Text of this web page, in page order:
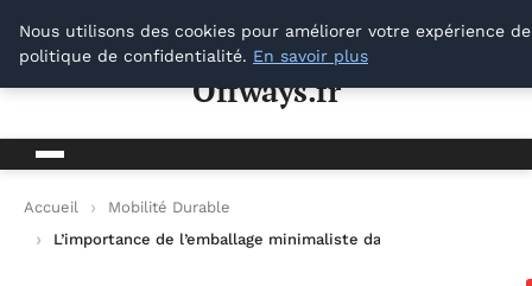
Offways.fr
Offways.fr
Accueil
Mobilité Durable
L’importance de l’emballage minimaliste dans la réduction
Nous utilisons des cookies pour améliorer votre expérience
politique de confidentialité. En savoir plus